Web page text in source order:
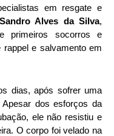
em resgate e
Sandro Alves da Silva,
primeiros socorros e
rappel e salvamento em
dias, após sofrer uma
Apesar dos esforços da
ele não resistiu e
O corpo foi velado na